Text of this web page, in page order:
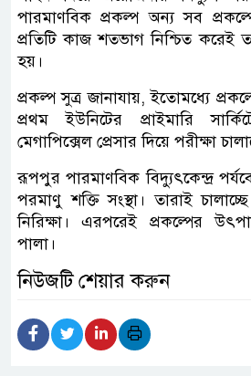
পারমাণবিক প্রকল্প অন্য সব
প্রতিটি কাজ শতভাগ নিশ্চিত করেই
হয়।
প্রকল্প সুত্র জানাযায়, ইতোমধ্যে
প্রথম ইউনিটের প্রাইমারি
মেগাপিক্সেল প্রেসার দিয়ে পরীক্ষা
রূপপুর পারমাণবিক বিদ্যুৎকেন্দ্র
পরমাণু শক্তি সংস্থা। তারাই
নিরিক্ষা। এরপরেই প্রকল্পের
পালা।
নিউজটি শেয়ার করুন